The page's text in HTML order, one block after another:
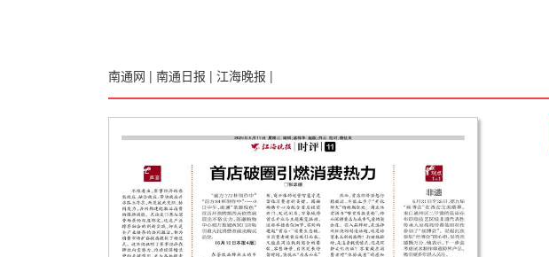
南通网 | 南通日报 | 江海晚报 |